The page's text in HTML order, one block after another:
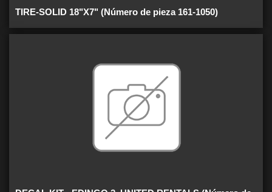
TIRE-SOLID 18"X7" (Número de pieza 161-1050)